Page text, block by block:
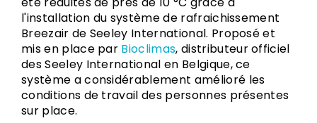
l'installation du système de rafraichissement
Breezair de Seeley International. Proposé et
mis en place par Bioclimas, distributeur officiel
des Seeley International en Belgique, ce
système a considérablement amélioré les
conditions de travail des personnes présentes
sur place.